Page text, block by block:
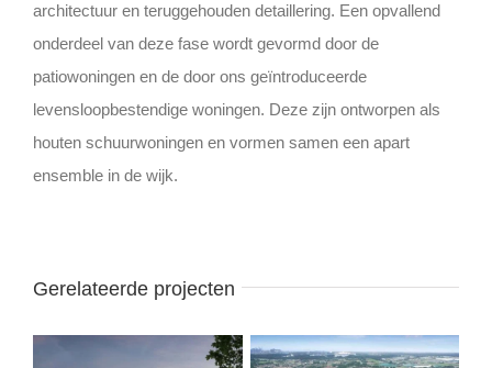
architectuur en teruggehouden detaillering. Een opvallend
onderdeel van deze fase wordt gevormd door de
patiowoningen en de door ons geïntroduceerde
levensloopbestendige woningen. Deze zijn ontworpen als
houten schuurwoningen en vormen samen een apart
ensemble in de wijk.
Gerelateerde projecten